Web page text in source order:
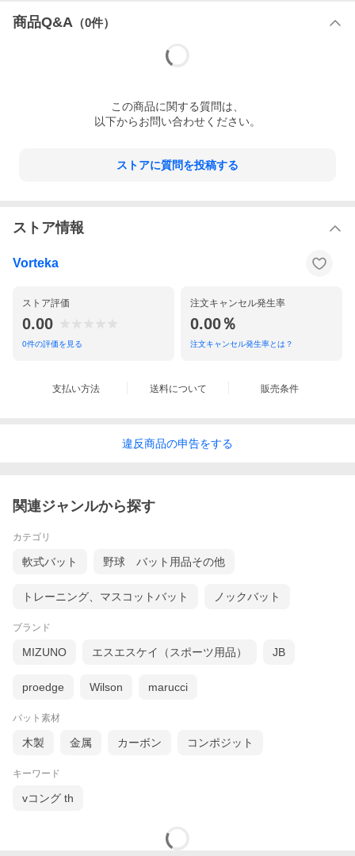
商品Q&A （0件）
この商品に関する質問は、
以下からお問い合わせください。
ストアに質問を投稿する
ストア情報
Vorteka
ストア評価
0.00
0件の評価を見る
注文キャンセル発生率
0.00％
注文キャンセル発生率とは？
支払い方法 送料について 販売条件
違反商品の申告をする
関連ジャンルから探す
カテゴリ
軟式バット 野球 バット用品その他
トレーニング、マスコットバット ノックバット
ブランド
MIZUNO エスエスケイ（スポーツ用品） JB
proedge Wilson marucci
バット素材
木製 金属 カーボン コンポジット
キーワード
vコング th